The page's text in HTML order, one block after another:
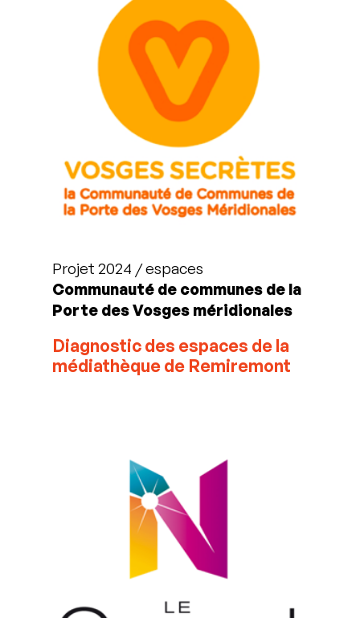
Projet 2024 / espaces
Communauté de communes de la
Porte des Vosges méridionales
Diagnostic des espaces de la
médiathèque de Remiremont